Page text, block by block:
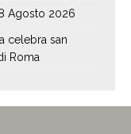
Agosto 2026
celebra san
Roma